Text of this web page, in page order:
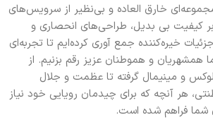
خارق العاده و بی‌نظیر از سرویس‌های
کیفیت بی‌ بدیل، طراحی‌های انحصاری و
خیره‌کننده جمع آوری کرده‌ایم تا تجربه‌ای
شما همشهریان و هموطنان عزیز رقم بزنیم. از
و مینیمال گرفته تا عظمت و جلال
هر آنچه که برای چیدمان رویایی خود نیاز
شما فراهم شده است.